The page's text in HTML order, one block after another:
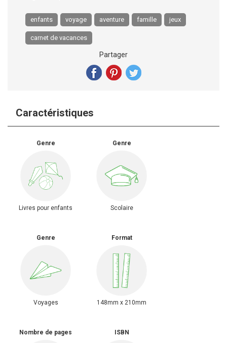
enfants voyage aventure famille jeux
carnet de vacances
Partager
Caractéristiques
Genre
Livres pour enfants
Genre
Scolaire
Genre
Voyages
Format
148mm x 210mm
Nombre de pages ISBN